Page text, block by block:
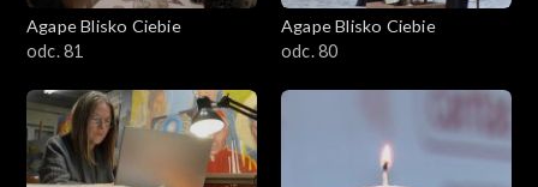
Agape Blisko Ciebie
odc. 81
Agape Blisko Ciebie
odc. 80